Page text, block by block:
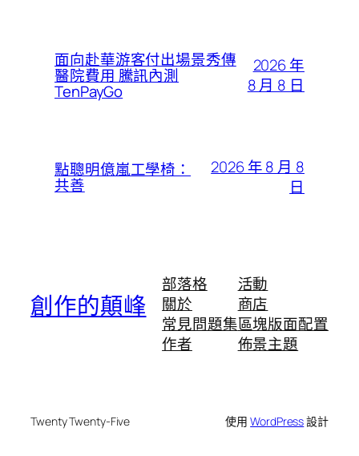
面向赴華游客付出場景秀傳
醫院費用 騰訊內測
TenPayGo
2026 年
8 月 8 日
點聰明億嵐工學椅：
共善
2026 年 8 月 8
日
創作的顛峰
部落格
關於
常見問題集
作者
活動
商店
區塊版面配置
佈景主題
Twenty Twenty-Five 使用WordPress設計